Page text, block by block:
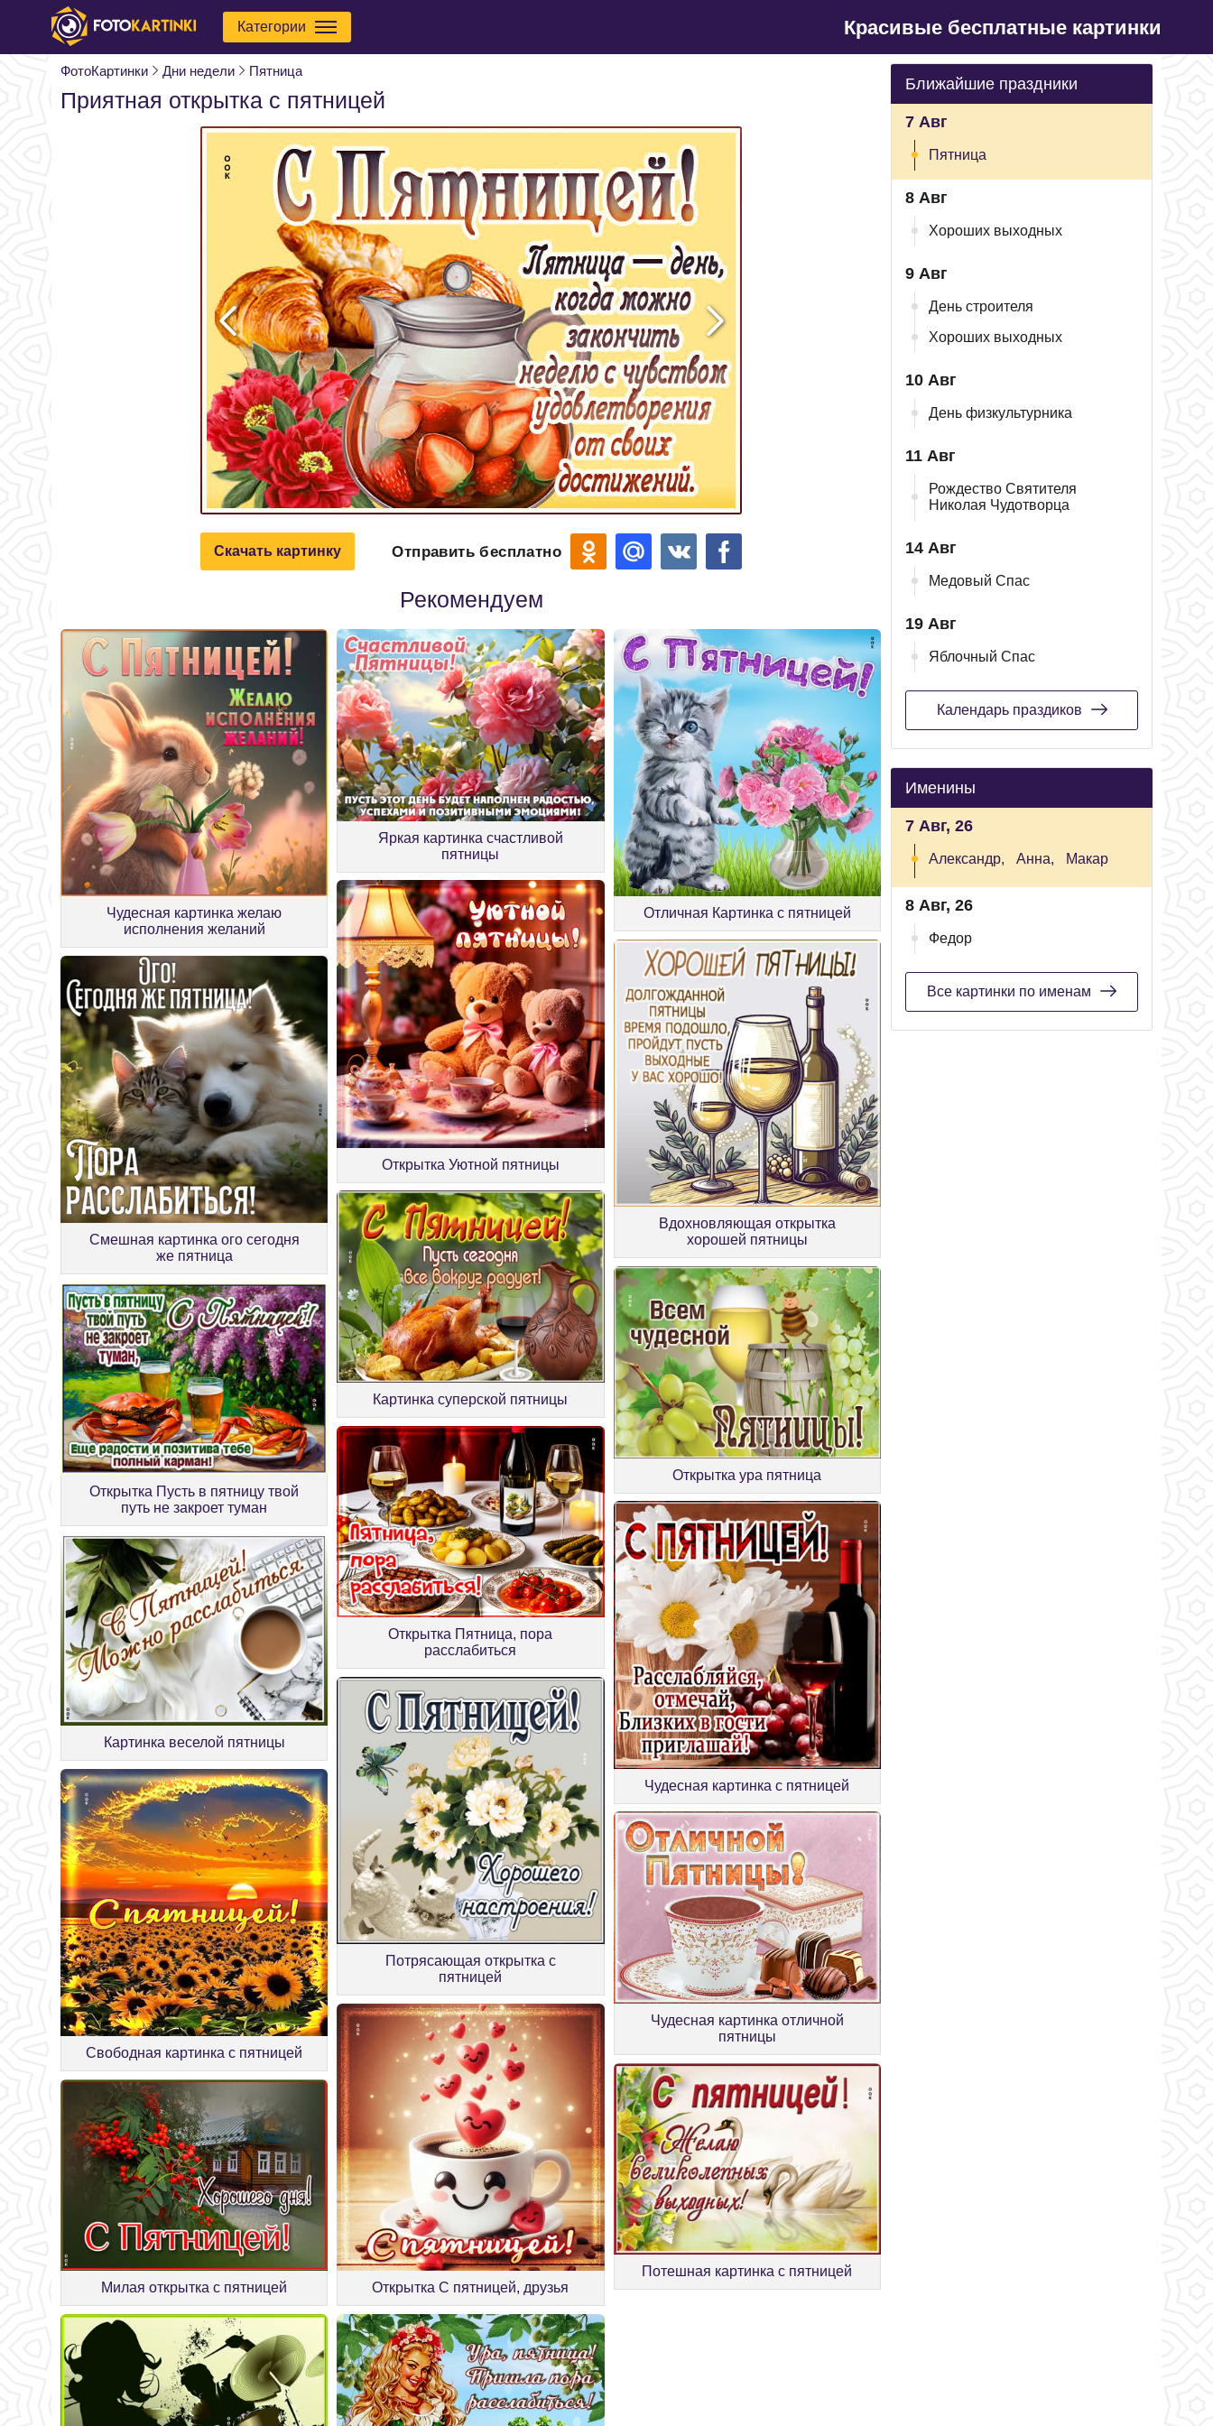
Категории Красивые бесплатные картинки
ФотоКартинки Дни недели Пятница
Приятная открытка с пятницей
Скачать картинку Отправить бесплатно
Рекомендуем
Чудесная картинка желаю
исполнения желаний
Яркая картинка счастливой
пятницы
Отличная Картинка с пятницей
Смешная картинка ого сегодня
же пятница
Открытка Уютной пятницы
Вдохновляющая открытка
хорошей пятницы
Открытка Пусть в пятницу твой
путь не закроет туман
Картинка суперской пятницы
Открытка ура пятница
Картинка веселой пятницы
Открытка Пятница, пора
расслабиться
Чудесная картинка с пятницей
Свободная картинка с пятницей
Потрясающая открытка с
пятницей
Чудесная картинка отличной
пятницы
Милая открытка с пятницей Открытка С пятницей, друзья
Потешная картинка с пятницей
Ближайшие праздники
7 Авг
Пятница
8 Авг
Хороших выходных
9 Авг
День строителя
Хороших выходных
10 Авг
День физкультурника
11 Авг
Рождество Святителя
Николая Чудотворца
14 Авг
Медовый Спас
19 Авг
Яблочный Спас
Календарь праздиков
Именины
7 Авг, 26
Александр, Анна, Макар
8 Авг, 26
Федор
Все картинки по именам